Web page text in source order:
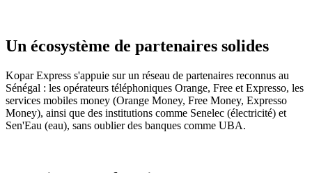
Un écosystème de partenaires solides
Kopar Express s'appuie sur un réseau de partenaires reconnus au
Sénégal : les opérateurs téléphoniques Orange, Free et Expresso, les
services mobiles money (Orange Money, Free Money, Expresso
Money), ainsi que des institutions comme Senelec (électricité) et
Sen'Eau (eau), sans oublier des banques comme UBA.